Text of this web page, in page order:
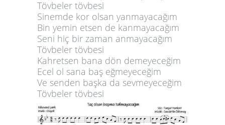
Tövbeler tövbesi
Sinemde kor olsan yanmayacağım
Bin yemin etsen de kanmayacağım
Seni hiç bir zaman anmayacağım
Tövbeler tövbesi
Kahretsen bana dön demeyeceğim
Ecel ol sana baş eğmeyeceğim
Ve senden başka da sevmeyeceğim
Tövbeler tövbesi